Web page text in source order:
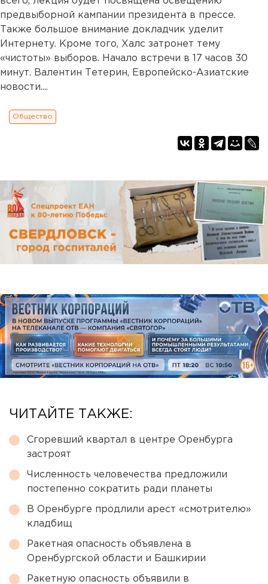
предвыборной кампании президента в прессе.
Также большое внимание докладчик уделит
Интернету. Кроме того, Халс затронет тему
«чистоты» выборов. Начало встречи в 17 часов 30
минут. Валентин Тетерин, Европейско-Азиатские
новости....
Общество
ЧИТАЙТЕ ТАКЖЕ:
Сгоревший квартал в центре Оренбурга
застроят
Численность человечества предложили
постепенно сократить ради планеты
В Оренбурге продлили арест «смотрителю»
кладбищ
Ракетная опасность объявлена в
Оренбургской области и Башкирии
Ракетную опасность объявили в